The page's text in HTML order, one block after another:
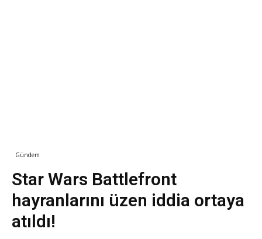
Gündem
Star Wars Battlefront
hayranlarını üzen iddia ortaya
atıldı!